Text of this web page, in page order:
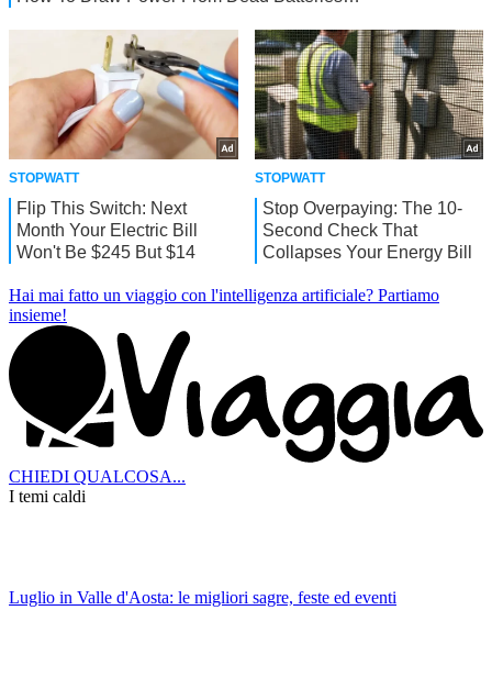
Hai mai fatto un viaggio con l'intelligenza artificiale? Partiamo
insieme!
CHIEDI QUALCOSA...
I temi caldi
Luglio in Valle d'Aosta: le migliori sagre, feste ed eventi